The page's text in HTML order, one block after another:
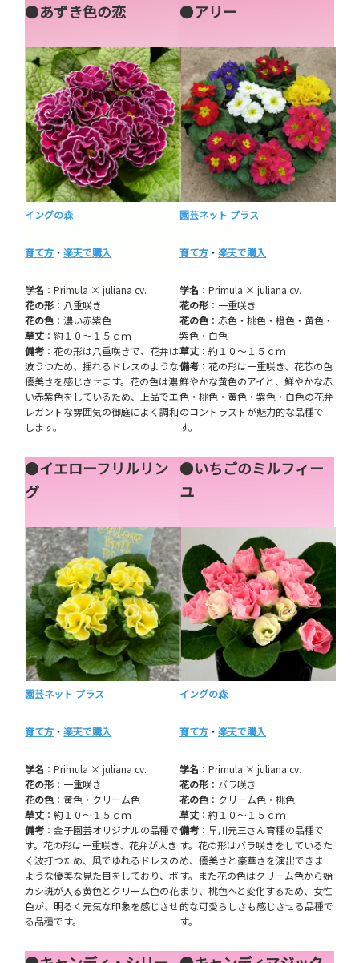
●あずき色の恋
イングの森
育て方 ・楽天で購入
学名 ：Primula × juliana cv.
花の形 ：八重咲き
花の色 ：濃い赤紫色
草丈 ：約１０～１５ｃｍ
備考 ：花の形は八重咲きで、花弁は
波うつため、揺れるドレスのような
優美さを感じさせます。花の色は濃
い赤紫色をしているため、上品でエ
レガントな雰囲気の御庭によく調和
します。
●アリー
園芸ネット プラス
育て方 ・ 楽天で購入
学名 ：Primula × juliana cv.
花の形 ：一重咲き
花の色 ：赤色・桃色・橙色・黄色・
紫色・白色
草丈 ：約１０～１５ｃｍ
備考 ：花の形は一重咲き、花芯の色
鮮やかな黄色のアイと、鮮やかな赤
色・桃色・黄色・紫色・白色の花弁
のコントラストが魅力的な品種で
す。
●イエローフリルリン
グ
園芸ネット プラス
育て方 ・楽天で購入
学名 ：Primula × juliana cv.
花の形 ：一重咲き
花の色 ：黄色・クリーム色
草丈 ：約１０～１５ｃｍ
備考 ：金子園芸オリジナルの品種で
す。花の形は一重咲き、花弁が大き
く波打つため、風でゆれるドレスの
ような優美な見た目をしており、ボ
カシ斑が入る黄色とクリーム色の花
色が、明るく元気な印象を感じさせ
る品種です。
●いちごのミルフィー
ユ
イングの森
育て方 ・ 楽天で購入
学名 ：Primula × juliana cv.
花の形 ：バラ咲き
花の色 ：クリーム色・桃色
草丈 ：約１０～１５ｃｍ
備考 ：早川元三さん育種の品種で
す。花の形はバラ咲きをしているた
め、優美さと豪華さを演出できま
す。また花の色はクリーム色から始
まり、桃色へと変化するため、女性
的な可愛らしさも感じさせる品種で
す。